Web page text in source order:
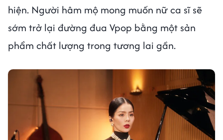
hiện. Người hâm mộ mong muốn nữ ca sĩ sẽ
sớm trở lại đường đua Vpop bằng một sản
phẩm chất lượng trong tương lai gần.